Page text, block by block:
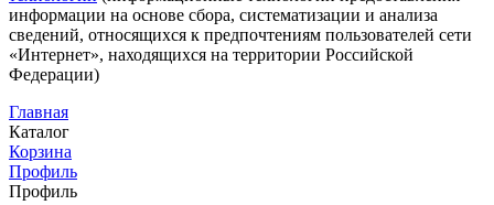
информации на основе сбора, систематизации и анализа
сведений, относящихся к предпочтениям пользователей сети
«Интернет», находящихся на территории Российской
Федерации)
Главная
Каталог
Корзина
Профиль
Профиль